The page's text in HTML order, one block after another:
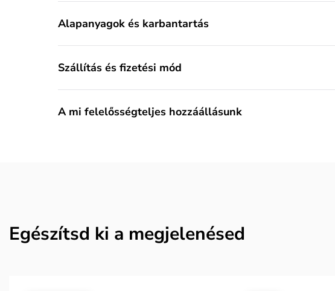
Alapanyagok és karbantartás
Szállítás és fizetési mód
A mi felelősségteljes hozzáállásunk
Egészítsd ki a megjelenésed